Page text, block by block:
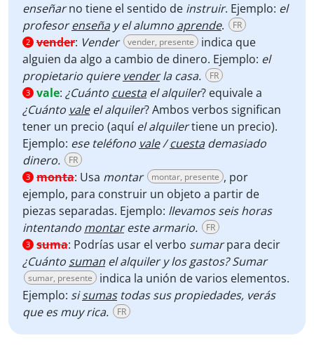
enseñarno tiene el sentido de instruir. Ejemplo: el
profesorenseñay el alumno aprende. FR
2 vender: Vender vender, presente
indica que
alguien da algo a cambio de dinero. Ejemplo: el
propietario quiere venderla casa. FR
3 vale: ¿Cuánto cuestael alquiler? equivale a
¿Cuánto valeel alquiler? Ambos verbos significan
tener un precio (aquíel alquilertiene un precio).
Ejemplo: ese teléfono vale/cuestademasiado
dinero.
FR
3 monta: Usa montar montar, presente , por
ejemplo, para construir un objeto a partir de
piezas separadas. Ejemplo: llevamos seis horas
intentando montareste armario. FR
3 suma: Podrías usar el verbo sumarpara decir
¿Cuánto suman el alquiler y los gastos? Sumar
sumar, presente
indica la unión de varios elementos.
Ejemplo: sisumastodas sus propiedades, verás
que es muy rica.
FR